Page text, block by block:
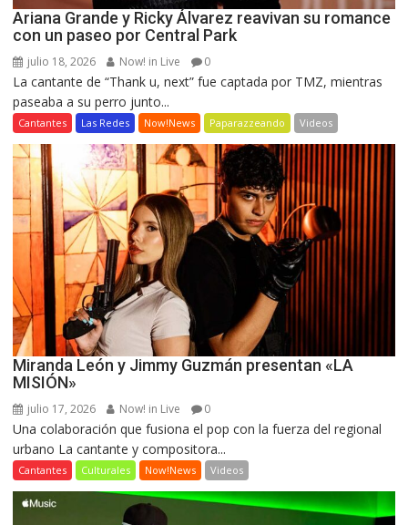
Ariana Grande y Ricky Álvarez reavivan su romance
con un paseo por Central Park
julio 18, 2026 Now! in Live 0
La cantante de “Thank u, next” fue captada por TMZ, mientras
paseaba a su perro junto...
Cantantes Las Redes Now!News Paparazzeando Videos
Miranda León y Jimmy Guzmán presentan «LA
MISIÓN»
julio 17, 2026 Now! in Live 0
Una colaboración que fusiona el pop con la fuerza del regional
urbano La cantante y compositora...
Cantantes Culturales Now!News Videos